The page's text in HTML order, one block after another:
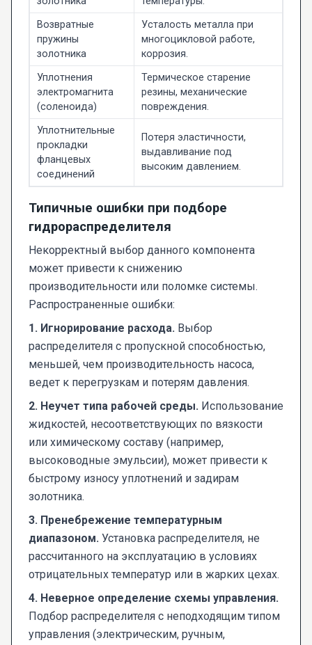
Возвратные
пружины
золотника
Усталость металла при
многоцикловой работе,
коррозия.
Уплотнения
электромагнита
(соленоида)
Термическое старение
резины, механические
повреждения.
Уплотнительные
прокладки
фланцевых
соединений
Потеря эластичности,
выдавливание под
высоким давлением.
Типичные ошибки при подборе
гидрораспределителя
Некорректный выбор данного компонента
может привести к снижению
производительности или поломке системы.
Распространенные ошибки:
1. Игнорирование расхода. Выбор
распределителя с пропускной способностью,
меньшей, чем производительность насоса,
ведет к перегрузкам и потерям давления.
2. Неучет типа рабочей среды. Использование
жидкостей, несоответствующих по вязкости
или химическому составу (например,
высоководные эмульсии), может привести к
быстрому износу уплотнений и задирам
золотника.
3. Пренебрежение температурным
диапазоном. Установка распределителя, не
рассчитанного на эксплуатацию в условиях
отрицательных температур или в жарких цехах.
4. Неверное определение схемы управления.
Подбор распределителя с неподходящим типом
управления (электрическим, ручным,